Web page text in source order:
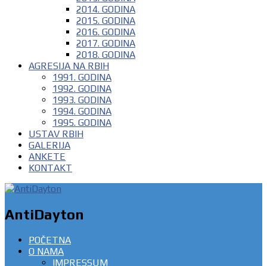
2014. GODINA
2015. GODINA
2016. GODINA
2017. GODINA
2018. GODINA
AGRESIJA NA RBIH
1991. GODINA
1992. GODINA
1993. GODINA
1994. GODINA
1995. GODINA
USTAV RBIH
GALERIJA
ANKETE
KONTAKT
AntiDayton
POČETNA
O NAMA
IMPRESSUM